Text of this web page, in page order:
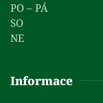
PO – PÁ
SO
NE
Informace